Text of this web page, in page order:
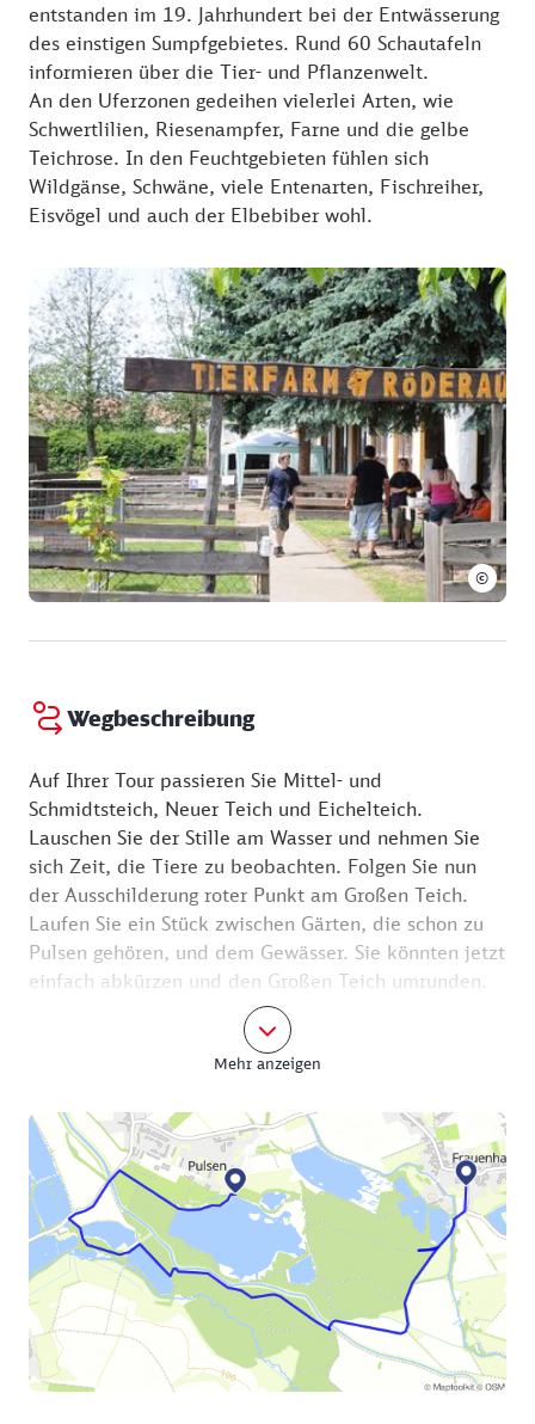
entstanden im 19. Jahrhundert bei der Entwässerung
des einstigen Sumpfgebietes. Rund 60 Schautafeln
informieren über die Tier- und Pflanzenwelt.
An den Uferzonen gedeihen vielerlei Arten, wie
Schwertlilien, Riesenampfer, Farne und die gelbe
Teichrose. In den Feuchtgebieten fühlen sich
Wildgänse, Schwäne, viele Entenarten, Fischreiher,
Eisvögel und auch der Elbebiber wohl.
©
Wegbeschreibung
Auf Ihrer Tour passieren Sie Mittel- und
Schmidtsteich, Neuer Teich und Eichelteich.
Lauschen Sie der Stille am Wasser und nehmen Sie
sich Zeit, die Tiere zu beobachten. Folgen Sie nun
der Ausschilderung roter Punkt am Großen Teich.
Laufen Sie ein Stück zwischen Gärten, die schon zu
Pulsen gehören, und dem Gewässer. Sie könnten jetzt
einfach abkürzen und den Großen Teich umrunden.
Halten Sie sich aber weiter an der Ausschilderung
roter Punkt, gehen Sie ein Stück auf dem Radweg
entlang, der parallel zur Dorfstraße verläuft, und
Koselitz links in den Waldweg (Ausschilderung roter
Balken). Zwischen Frauenteich und Neuen Teich
gelangen Sie zum Fluss Geißlitz, dem Sie ein gutes
Stück folgen.
Wechseln Sie an der Brücke die Uferseite und
wandern Sie weiter Richtung Schlossteich. Bevor sich
der Kreis nun fast schließt, können Sie kurz vor dem
Schlossteich noch einen kleinen Abstecher machen
zum historischen Waldfriedhof und der Gruft deren
Mehr anzeigen